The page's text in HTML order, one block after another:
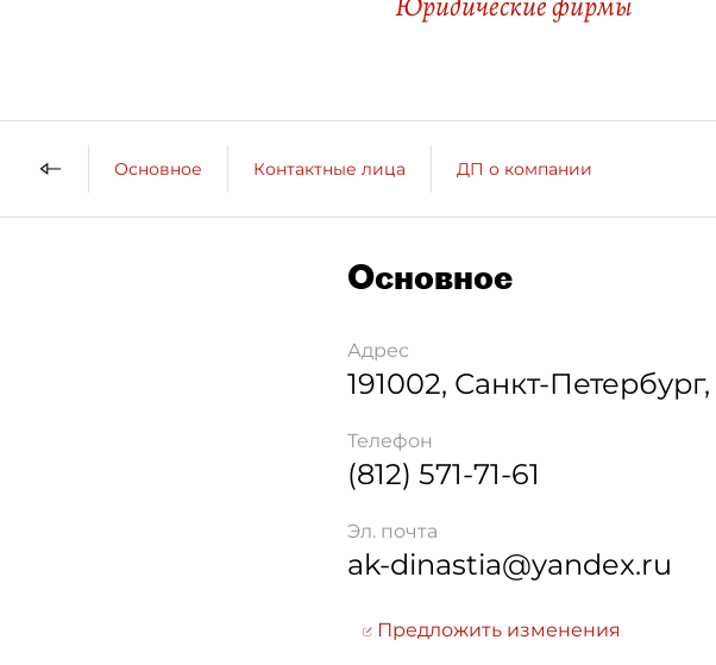
Основное Контактные лица ДП о компании
Основное
Адрес
191002, Санкт-Петербург,
Телефон
(812) 571-71-61
Эл. почта
ak-dinastia@yandex.ru
Предложить изменения